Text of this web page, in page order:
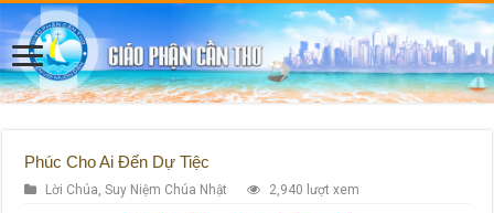
Phúc Cho Ai Đến Dự Tiệc
Lời Chúa ,Suy Niệm Chúa Nhật 2,940 lượt xem